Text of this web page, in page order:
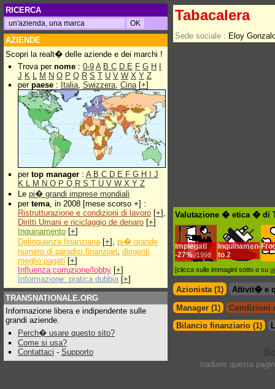
RICERCA
AZIENDE
Scopri la realt� delle aziende e dei marchi !
Trova per nome : 0-9 A B C D E F G H
J K L M N O P Q R S T U V W X Y Z
per paese : Italia, Swizzera, Cina[+]
per top manager : A B C D E F G H
J
K L M N O P Q R S T U V W X Y Z
Le pi� grandi imprese mondiali
per tema, in 2008 [mese scorso +] :
Ristrutturazione e condizioni di lavoro [+],
Diritti Umani e riciclaggio de denaro [+]
Inquinamento [+]
Delinquenza finanziaria[+], pi� grande
numero di paradisi finanziari, dirigenti
meglio pagati [+]
Influenza:corruzione/lobby [+]
Informazione: pratica dubbia [+]
TRANSNATIONALE.ORG
Informazione libera e indipendente sulle
grandi aziende.
Perch� usare questo sito?
Come si usa?
Contattaci - Supporto
Tabacalera
Sede sociale : Eloy
Valutazione � etica � di
Impiegati
-27% /1998
Inquinamen-
to 2
[clicca sulle immagini sotto o su
Azionista (1)
Attivit� e
Manager (1)
Condizioni
Bilancio finanziario (1)
tradurre questa